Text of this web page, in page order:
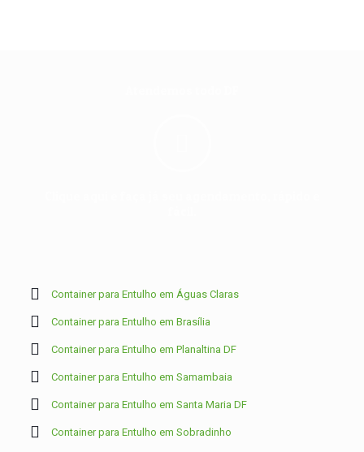
Container para Entulho em Águas Claras
Container para Entulho em Brasília
Container para Entulho em Planaltina DF
Container para Entulho em Samambaia
Container para Entulho em Santa Maria DF
Container para Entulho em Sobradinho